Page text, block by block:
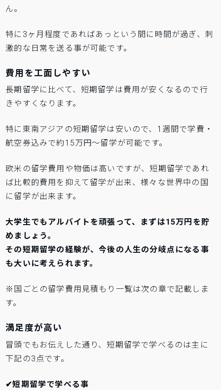
ん。
特に3ヶ月程度であればあっという間に時間が過ぎ、刺
激的な日常を送る事が可能です。
費用を工面しやすい
長期留学に比べて、短期留学は費用が安くなるので行
きやすくなります。
特に東南アジアの短期留学は安いので、1週間で学費・
航空券込みで約15万円〜留学が可能です。
欧米の留学費用や物価は高いですが、短期留学であれ
ば比較的費用を抑えて留学が出来、様々な世界中の国
に留学が出来ます。
大学生でもアルバイトを頑張って、まずは15万円を貯
めましょう。
その短期留学の経験が、今後の人生の分岐点になる事
も大いに考えられます。
※国ごとの留学費用見積もり一覧は次の章で記載しま
す。
満足度が高い
冒頭でもお伝えした通り、短期留学で学べるのは主に
下記の3点です。
✔短期留学で学べる事